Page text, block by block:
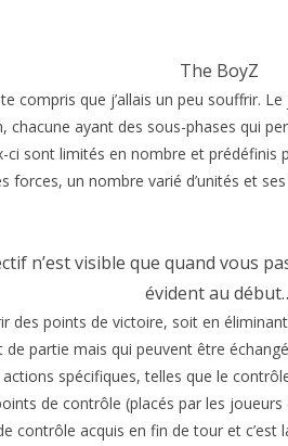
The BoyZ
compris que j’allais un peu souffrir.
chacune ayant des sous-phases qui
ci sont limités en nombre et prédéfinis
forces, un nombre varié d’unités et
n’est visible que quand vous
évident au
des points de victoire, soit en
de partie mais qui peuvent être
spécifiques, telles que le
de contrôle (placés par les
contrôle acquis en fin de tour et c’est